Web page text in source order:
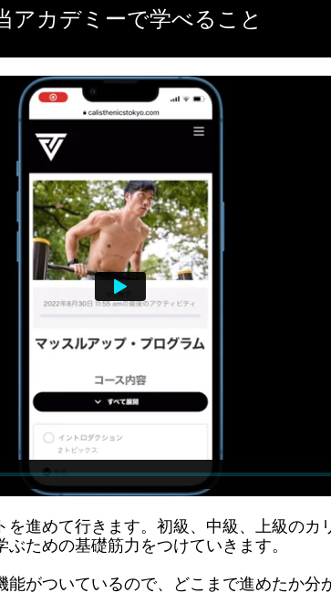
アカデミーで学べること
を進めて行きます。初級、中級、上級のカ
ための基礎筋力をつけていきます。
がついているので、どこまで進めたか分